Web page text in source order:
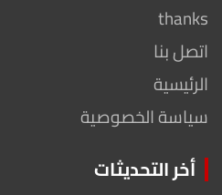
thanks
اتصل بنا
الرئيسية
سياسة الخصوصية
أخر التحديثات